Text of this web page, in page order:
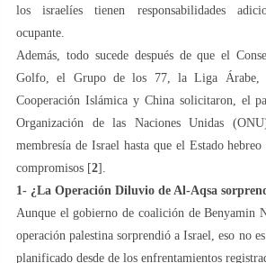
los israelíes tienen responsabilidades
ocupante.
Además, todo sucede después de que el
Golfo, el Grupo de los 77, la Liga Árabe,
Cooperación Islámica y China solicitaron, el
Organización de las Naciones Unidas
membresía de Israel hasta que el Estado hebreo
compromisos [2].
1- ¿La Operación Diluvio de Al-Aqsa
Aunque el gobierno de coalición de Benyamin
operación palestina sorprendió a Israel, eso no
planificado desde de los enfrentamientos